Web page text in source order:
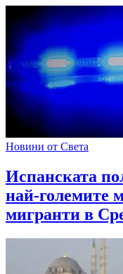
Новини от Света
Испанската
най-големите
мигранти в